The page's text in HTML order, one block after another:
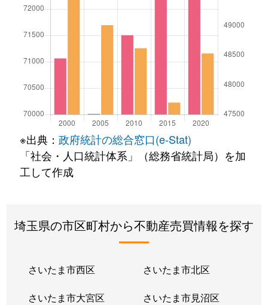
※出典： 政府統計の総合窓口(e-Stat)
「社会・人口統計体系」（総務省統計局）を加
工して作成
埼玉県の市区町村から不動産売買情報を探す
さいたま市西区 さいたま市北区
さいたま市大宮区 さいたま市見沼区